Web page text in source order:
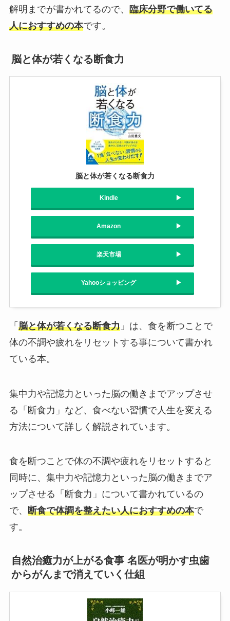
解明までが書かれてるので、 臨床分野で働いてる
人におすすめの本です。
脳と体が若くなる断食力
脳と体が若くなる断食力
Kindle
Amazon
楽天市場
Yahooショッピング
「 脳と体が若くなる断食力」は、食を断つことで
体の不調や疲れをリセットする事について書かれ
ている本。
集中力や記憶力といった脳の働きまでアップさせ
る「断食力」など、食べない習慣で人生を変える
方法について詳しく解説されています。
食を断つことで体の不調や疲れをリセットすると
同時に、集中力や記憶力といった脳の働きまでア
ップさせる「断食力」について書かれているの
で、 断食で体調を整えたい人におすすめの本で
す。
自然治癒力が上がる食事 名医が明かす虫歯
からがんまで消えていく仕組